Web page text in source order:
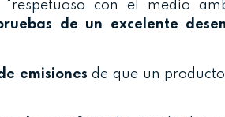
con el medio
de un excelente
emisiones de que un